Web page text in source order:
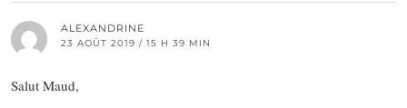
ALEXANDRINE
23 AOÛT 2019 / 15 H 39 MIN
Salut Maud,